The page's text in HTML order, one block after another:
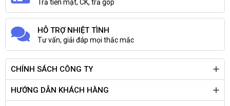
Trả tiền mặt, CK, trả góp
HỖ TRỢ NHIỆT TÌNH
Tư vấn, giải đáp mọi thắc mắc
CHÍNH SÁCH CÔNG TY
HƯỚNG DẪN KHÁCH HÀNG